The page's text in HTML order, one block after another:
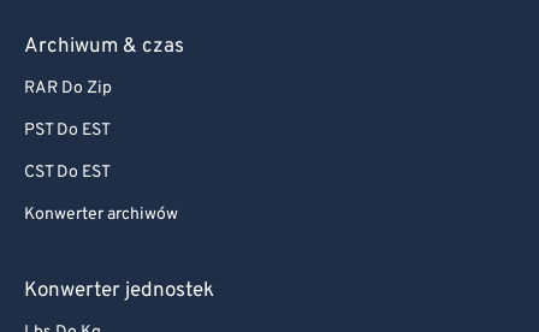
Archiwum & czas
RAR Do Zip
PST Do EST
CST Do EST
Konwerter archiwów
Konwerter jednostek